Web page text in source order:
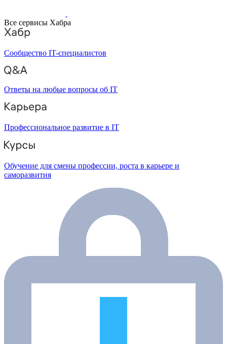
Все сервисы Хабра
Сообщество IT-специалистов
Ответы на любые вопросы об IT
Профессиональное развитие в IT
Обучение для смены профессии, роста в карьере и
саморазвития